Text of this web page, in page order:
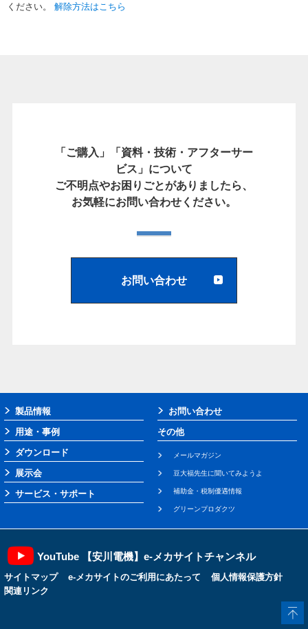
ください。 解除方法はこちら
「ご購入」「資料・技術・アフターサー
ビス」について
ご不明点やお困りごとがありましたら、
お気軽にお問い合わせください。
お問い合わせ
製品情報
用途・事例
ダウンロード
展示会
サービス・サポート
お問い合わせ
その他
メールマガジン
豆大福先生に聞いてみようよ
補助金・税制優遇情報
グリーンプロダクツ
YouTube 【安川電機】e-メカサイトチャンネル
サイトマップ e-メカサイトのご利用にあたって
個人情報保護方針
関連リンク